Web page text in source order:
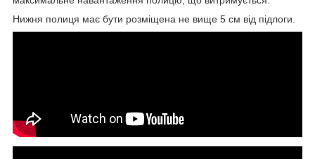
Нижня полиця має бути розміщена не вище 5 см від підлоги.